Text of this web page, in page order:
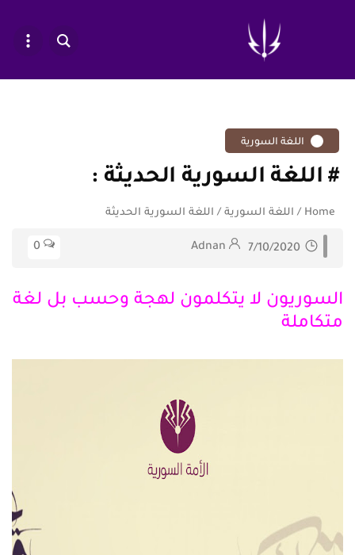
اللغة السورية
اللغة السورية الحديثة
Home
/ اللغة السورية / اللغة السورية الحديثة
Adnan
السوريون لا يتكلمون لهجة وحسب بل لغة
متكاملة